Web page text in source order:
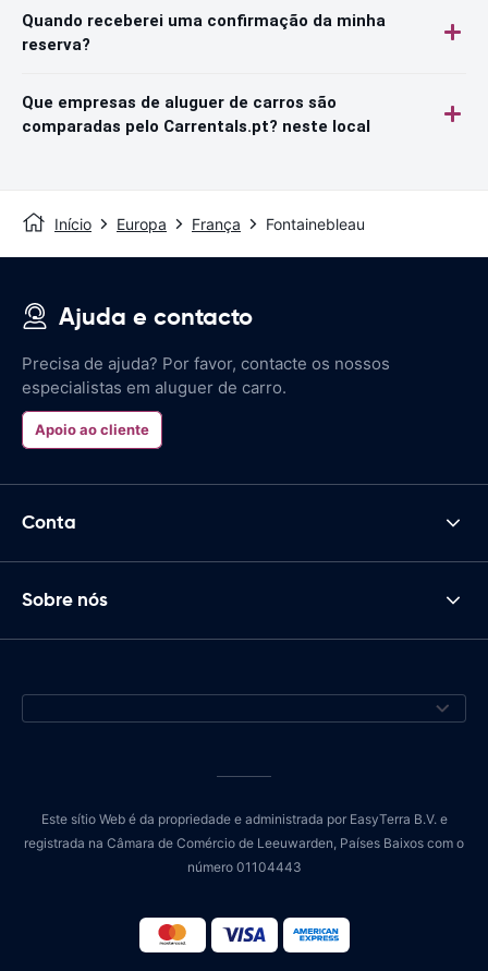
Quando receberei uma confirmação da minha
reserva?
Que empresas de aluguer de carros são
comparadas pelo Carrentals.pt? neste local
Início Europa França Fontainebleau
Ajuda e contacto
Precisa de ajuda? Por favor, contacte os nossos
especialistas em aluguer de carro.
Apoio ao cliente
Conta
Sobre nós
Este sítio Web é da propriedade e administrada por EasyTerra B.V. e
registrada na Câmara de Comércio de Leeuwarden, Países Baixos com o
número 01104443